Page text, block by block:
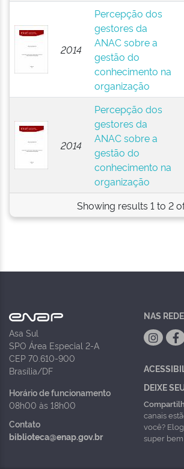
2014
Percepção dos
gestores da
ANAC sobre a
gestão do
conhecimento na
organização
2014
Percepção dos
gestores da
ANAC sobre a
gestão do
conhecimento na
organização
Showing results 1 to 2
Asa Sul
SPO Área Especial 2-A
CEP 70.610-900
Brasília/DF
Horário de funcionamento
08h00 às 18h00
Contato
biblioteca@enap.gov.br
NAS
DEIXE
canais
você?
super